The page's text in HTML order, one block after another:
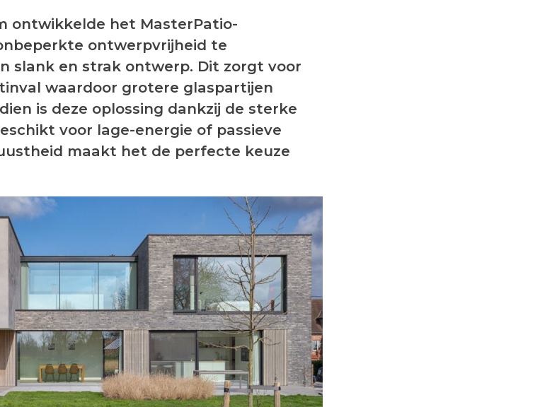
ontwikkelde het MasterPatio-
ontwerpvrijheid te
slank en strak ontwerp. Dit zorgt voor
waardoor grotere glaspartijen
is deze oplossing dankzij de sterke
voor lage-energie of passieve
maakt het de perfecte keuze